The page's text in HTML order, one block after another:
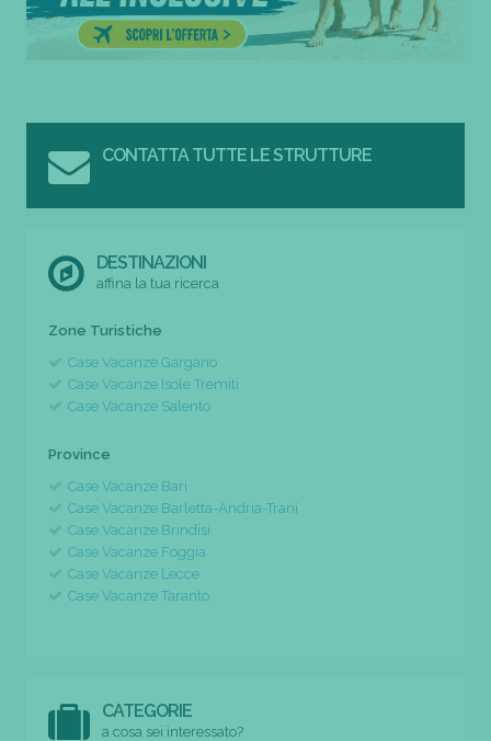
CONTATTA TUTTE LE STRUTTURE
DESTINAZIONI
affina la tua ricerca
Zone Turistiche
Case Vacanze Gargano
Case Vacanze Isole Tremiti
Case Vacanze Salento
Province
Case Vacanze Bari
Case Vacanze Barletta-Andria-Trani
Case Vacanze Brindisi
Case Vacanze Foggia
Case Vacanze Lecce
Case Vacanze Taranto
CATEGORIE
a cosa sei interessato?